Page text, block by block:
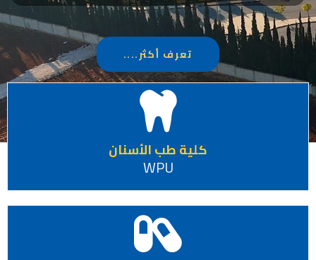
تعرف أكثر....
كلية طب الأسنان
WPU